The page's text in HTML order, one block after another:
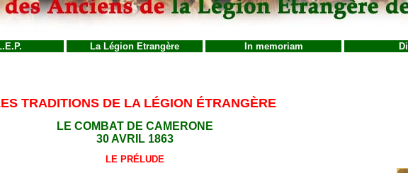
TRADITIONS DE LA LÉGION ÉTRANGÈRE
LE COMBAT DE CAMERONE
30 AVRIL 1863
LE PRÉLUDE
La Légion Etrangère In memoriam